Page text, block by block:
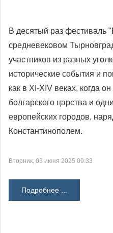
В десятый раз фестиваль
средневековом
участников из разных
исторические события и
как в XI-XIV веках, когда
болгарского царства и
европейских городов,
Константинополем.
Вторник, 03 июня 2025 09:33
Подробнее ...